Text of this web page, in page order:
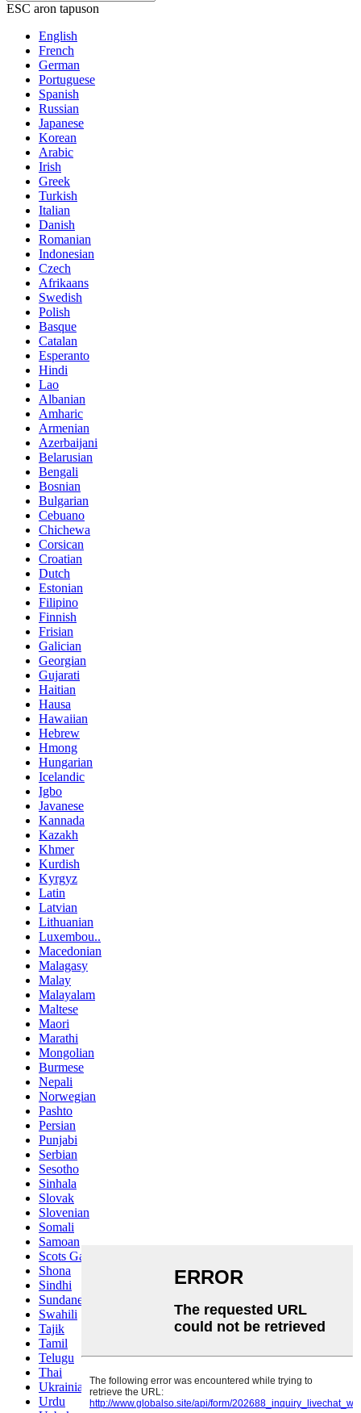
ESC aron tapuson
English
French
German
Portuguese
Spanish
Russian
Japanese
Korean
Arabic
Irish
Greek
Turkish
Italian
Danish
Romanian
Indonesian
Czech
Afrikaans
Swedish
Polish
Basque
Catalan
Esperanto
Hindi
Lao
Albanian
Amharic
Armenian
Azerbaijani
Belarusian
Bengali
Bosnian
Bulgarian
Cebuano
Chichewa
Corsican
Croatian
Dutch
Estonian
Filipino
Finnish
Frisian
Galician
Georgian
Gujarati
Haitian
Hausa
Hawaiian
Hebrew
Hmong
Hungarian
Icelandic
Igbo
Javanese
Kannada
Kazakh
Khmer
Kurdish
Kyrgyz
Latin
Latvian
Lithuanian
Luxembou..
Macedonian
Malagasy
Malay
Malayalam
Maltese
Maori
Marathi
Mongolian
Burmese
Nepali
Norwegian
Pashto
Persian
Punjabi
Serbian
Sesotho
Sinhala
Slovak
Slovenian
Somali
Samoan
Scots Gaelic
Shona
Sindhi
Sundanese
Swahili
Tajik
Tamil
Telugu
Thai
Ukrainian
Urdu